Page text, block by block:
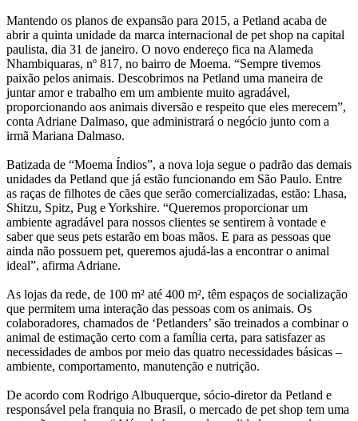
Mantendo os planos de expansão para 2015, a Petland acaba de
abrir a quinta unidade da marca internacional de pet shop na capital
paulista, dia 31 de janeiro. O novo endereço fica na Alameda
Nhambiquaras, nº 817, no bairro de Moema. “Sempre tivemos
paixão pelos animais. Descobrimos na Petland uma maneira de
juntar amor e trabalho em um ambiente muito agradável,
proporcionando aos animais diversão e respeito que eles merecem”,
conta Adriane Dalmaso, que administrará o negócio junto com a
irmã Mariana Dalmaso.
Batizada de “Moema Índios”, a nova loja segue o padrão das demais
unidades da Petland que já estão funcionando em São Paulo. Entre
as raças de filhotes de cães que serão comercializadas, estão: Lhasa,
Shitzu, Spitz, Pug e Yorkshire. “Queremos proporcionar um
ambiente agradável para nossos clientes se sentirem à vontade e
saber que seus pets estarão em boas mãos. E para as pessoas que
ainda não possuem pet, queremos ajudá-las a encontrar o animal
ideal”, afirma Adriane.
As lojas da rede, de 100 m² até 400 m², têm espaços de socialização
que permitem uma interação das pessoas com os animais. Os
colaboradores, chamados de ‘Petlanders’ são treinados a combinar o
animal de estimação certo com a família certa, para satisfazer as
necessidades de ambos por meio das quatro necessidades básicas –
ambiente, comportamento, manutenção e nutrição.
De acordo com Rodrigo Albuquerque, sócio-diretor da Petland e
responsável pela franquia no Brasil, o mercado de pet shop tem uma